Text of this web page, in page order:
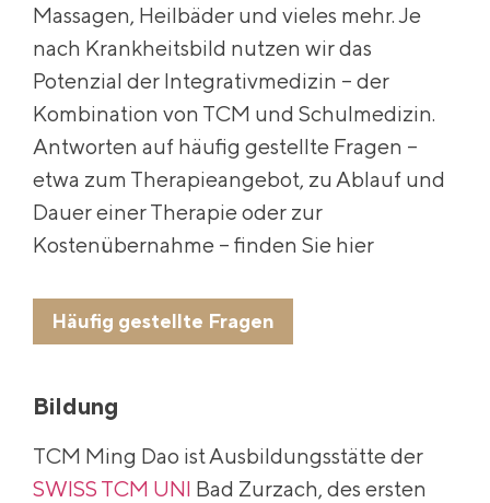
Massagen, Heilbäder und vieles mehr. Je
nach Krankheitsbild nutzen wir das
Potenzial der Integrativmedizin – der
Kombination von TCM und Schulmedizin.
Antworten auf häufig gestellte Fragen –
etwa zum Therapieangebot, zu Ablauf und
Dauer einer Therapie oder zur
Kostenübernahme – finden Sie hier
Häufig gestellte Fragen
Bildung
TCM Ming Dao ist Ausbildungsstätte der
SWISS TCM UNI Bad Zurzach, des ersten